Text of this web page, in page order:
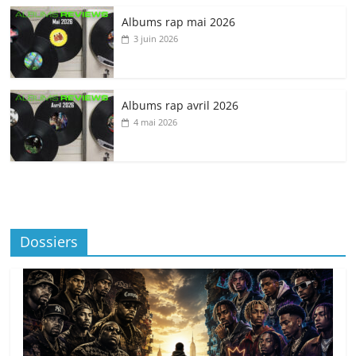
Albums rap mai 2026
3 juin 2026
Albums rap avril 2026
4 mai 2026
Dossiers